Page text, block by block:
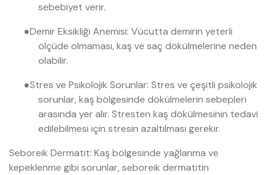
sebebiyet verir.
●Demir Eksikliği Anemisi: Vücutta demirin yeterli
ölçüde olmaması, kaş ve saç dökülmelerine neden
olabilir.
●Stres ve Psikolojik Sorunlar: Stres ve çeşitli psikolojik
sorunlar, kaş bölgesinde dökülmelerin sebepleri
arasında yer alır. Stresten kaş dökülmesinin tedavi
edilebilmesi için stresin azaltılması gerekir.
Seboreik Dermatit: Kaş bölgesinde yağlanma ve
kepeklenme gibi sorunlar, seboreik dermatitin